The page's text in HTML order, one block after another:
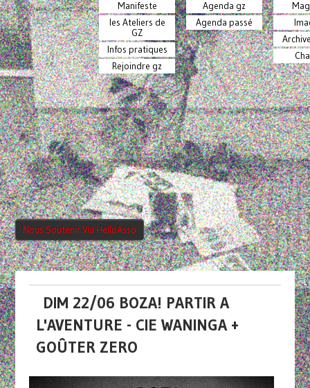
Manifeste
les Ateliers de
GZ
Infos pratiques
Rejoindre gz
Agenda gz
Agenda passé
Nous Soutenir Via HelloAsso
DIM 22/06 BOZA! PARTIR A
L'AVENTURE - CIE WANINGA +
GOÛTER ZERO